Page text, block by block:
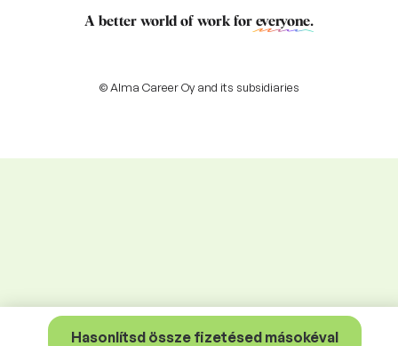
Hasonlítsd össze fizetésed másokéval
A better world of work for everyone.
© Alma Career Oy and its subsidiaries